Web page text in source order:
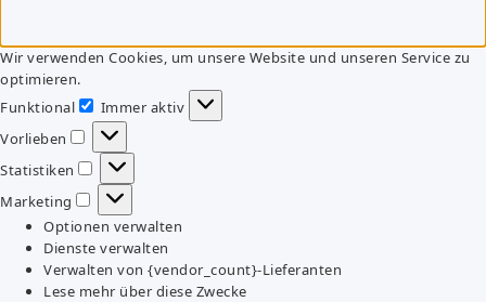
Wir verwenden Cookies, um unsere Website und unseren Service zu
optimieren.
Funktional
Funktional
Immer aktiv
Vorlieben
Vorlieben
Statistiken
Statistiken
Marketing
Marketing
Optionen verwalten
Dienste verwalten
Verwalten von {vendor_count}-Lieferanten
Lese mehr über diese Zwecke